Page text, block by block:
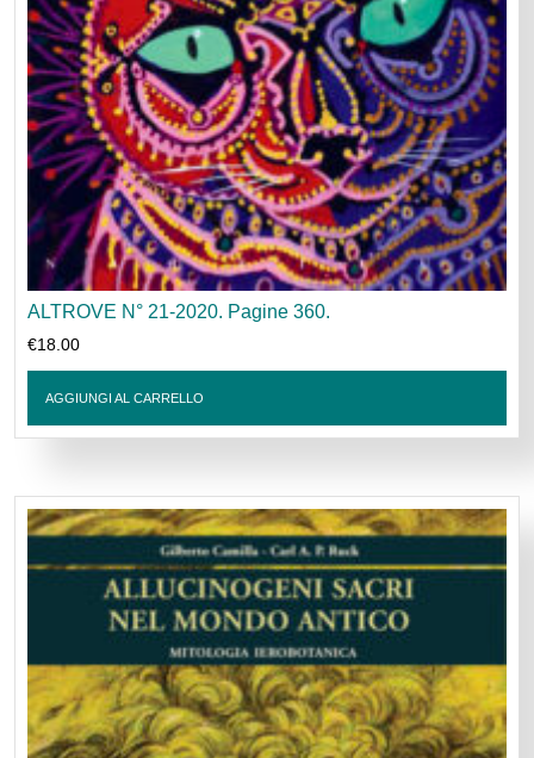
ALTROVE N° 21-2020. Pagine 360.
€18.00
AGGIUNGI AL CARRELLO